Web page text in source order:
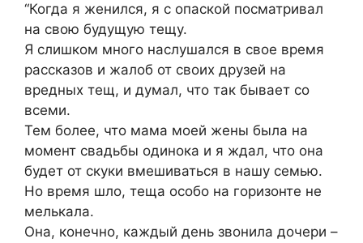
“Когда я женился, я с опаской посматривал
на свою будущую тещу.
Я слишком много наслушался в свое время
рассказов и жалоб от своих друзей на
вредных тещ, и думал, что так бывает со
всеми.
Тем более, что мама моей жены была на
момент свадьбы одинока и я ждал, что она
будет от скуки вмешиваться в нашу семью.
Но время шло, теща особо на горизонте не
мелькала.
Она, конечно, каждый день звонила дочери –